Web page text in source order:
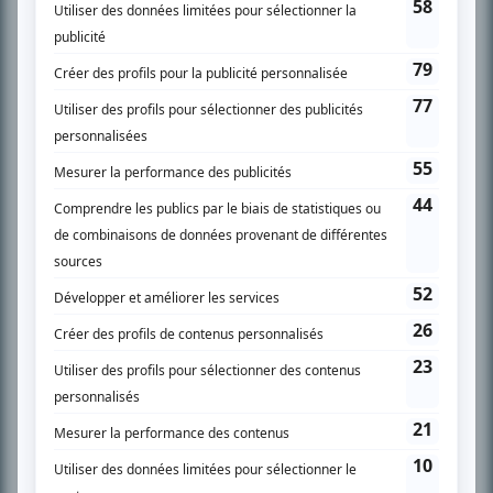
SUR LE RÉSEAU BIZZ MÉDIA
PLAN DU SITE
Accueil
Liste des oeuvres
Recherche avancée
À propos
Nous contacter
Termes et conditions
Politique de confidentialité
Gestion du consentement